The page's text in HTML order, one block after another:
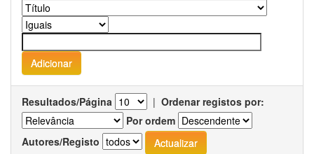
Resultados/Página | Ordenar registos por:
Por ordem
Autores/Registo